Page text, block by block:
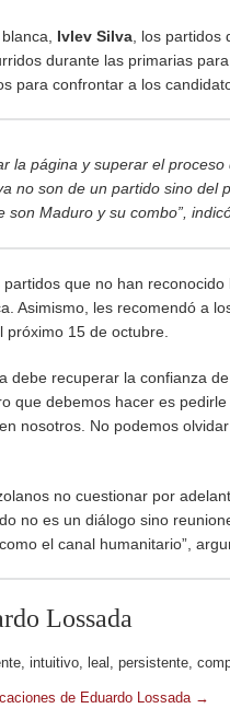
Ivlev Silva, los partidos
durante las primarias
para confrontar a los
la página y superar el
no son de un partido sino del
son Maduro y su combo”,
que no han
Asimismo, les recomendó a
próximo 15 de octubre.
debe recuperar la confianza
que debemos hacer es
nosotros. No podemos
no cuestionar por
no es un diálogo sino
el canal humanitario”,
Lossada
intuitivo, leal, persistente,
de Eduardo Lossada →